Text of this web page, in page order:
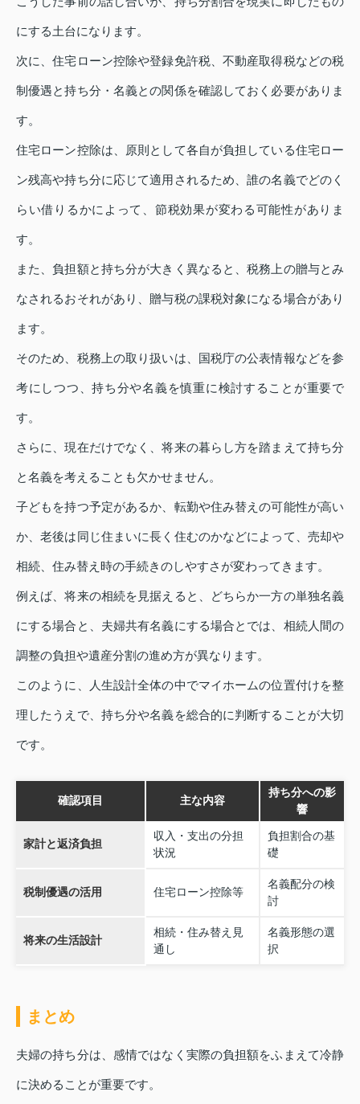
にする土台になります。
次に、住宅ローン控除や登録免許税、不動産取得税などの税
制優遇と持ち分・名義との関係を確認しておく必要がありま
す。
住宅ローン控除は、原則として各自が負担している住宅ロー
ン残高や持ち分に応じて適用されるため、誰の名義でどのく
らい借りるかによって、節税効果が変わる可能性がありま
す。
また、負担額と持ち分が大きく異なると、税務上の贈与とみ
なされるおそれがあり、贈与税の課税対象になる場合があり
ます。
そのため、税務上の取り扱いは、国税庁の公表情報などを参
考にしつつ、持ち分や名義を慎重に検討することが重要で
す。
さらに、現在だけでなく、将来の暮らし方を踏まえて持ち分
と名義を考えることも欠かせません。
子どもを持つ予定があるか、転勤や住み替えの可能性が高い
か、老後は同じ住まいに長く住むのかなどによって、売却や
相続、住み替え時の手続きのしやすさが変わってきます。
例えば、将来の相続を見据えると、どちらか一方の単独名義
にする場合と、夫婦共有名義にする場合とでは、相続人間の
調整の負担や遺産分割の進め方が異なります。
このように、人生設計全体の中でマイホームの位置付けを整
理したうえで、持ち分や名義を総合的に判断することが大切
です。
確認項目 主な内容
持ち分への影
響
家計と返済負担
収入・支出の分担
状況
負担割合の基
礎
税制優遇の活用 住宅ローン控除等
名義配分の検
討
将来の生活設計
相続・住み替え見
通し
名義形態の選
択
まとめ
夫婦の持ち分は、感情ではなく実際の負担額をふまえて冷静
に決めることが重要です。